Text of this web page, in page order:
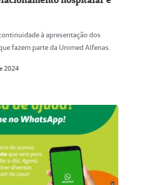
à apresentação dos
fazem parte da Unimed Alfenas.
2024